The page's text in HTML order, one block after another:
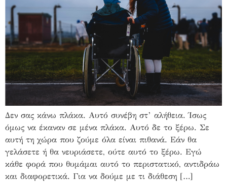
Δεν σας κάνω πλάκα. Αυτό συνέβη στ’ αλήθεια. Ίσως
όμως να έκαναν σε μένα πλάκα. Αυτό δε το ξέρω. Σε
αυτή τη χώρα που ζούμε όλα είναι πιθανά. Εάν θα
γελάσετε ή θα νευριάσετε, ούτε αυτό το ξέρω. Εγώ
κάθε φορά που θυμάμαι αυτό το περιστατικό, αντιδράω
και διαφορετικά. Για να δούμε με τι διάθεση […]